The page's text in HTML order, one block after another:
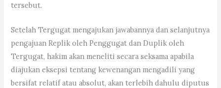
tersebut.
Setelah Tergugat mengajukan jawabannya dan selanjutnya
pengajuan Replik oleh Penggugat dan Duplik oleh
Tergugat, hakim akan meneliti secara seksama apabila
diajukan eksepsi tentang kewenangan mengadili yang
bersifat relatif atau absolut, akan terlebih dahulu diputus